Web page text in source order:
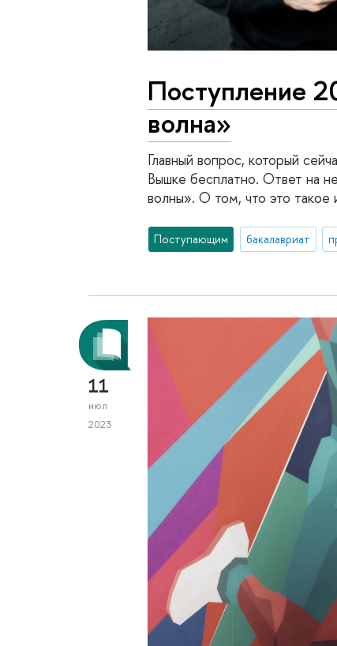
Поступление
волна»
Главный вопрос, который
Вышке бесплатно. Ответ на
волны». О том, что это такое
Поступающим бакалавриат
11
июл
2023